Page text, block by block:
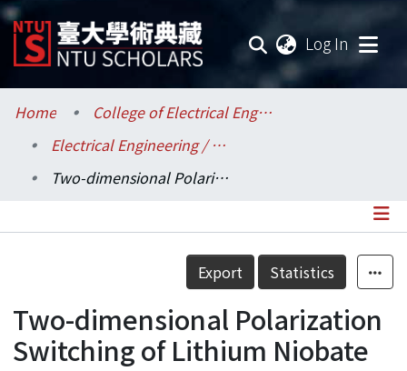
Log In
Communities & Collections
Research Outputs
Statistics
Home
College of Electrical Engineering and Computer Science / 電機資訊學院
Electrical Engineering / 電機工程學系
Two-dimensional Polarization Switching of Lithium Niobate
Details
Export Statistics
Two-dimensional Polarization
Switching of Lithium Niobate